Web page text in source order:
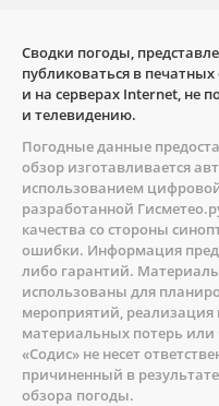
Сводки погоды,
публиковаться в
и на серверах Internet, не
и телевидению.
Погодные данные
обзор изготавливается
использованием
разработанной
качества со стороны
ошибки. Информация
либо гарантий. Материалы
использованы для
мероприятий, реализация
материальных потерь или
«Содис» не несет
причиненный в
обзора погоды.